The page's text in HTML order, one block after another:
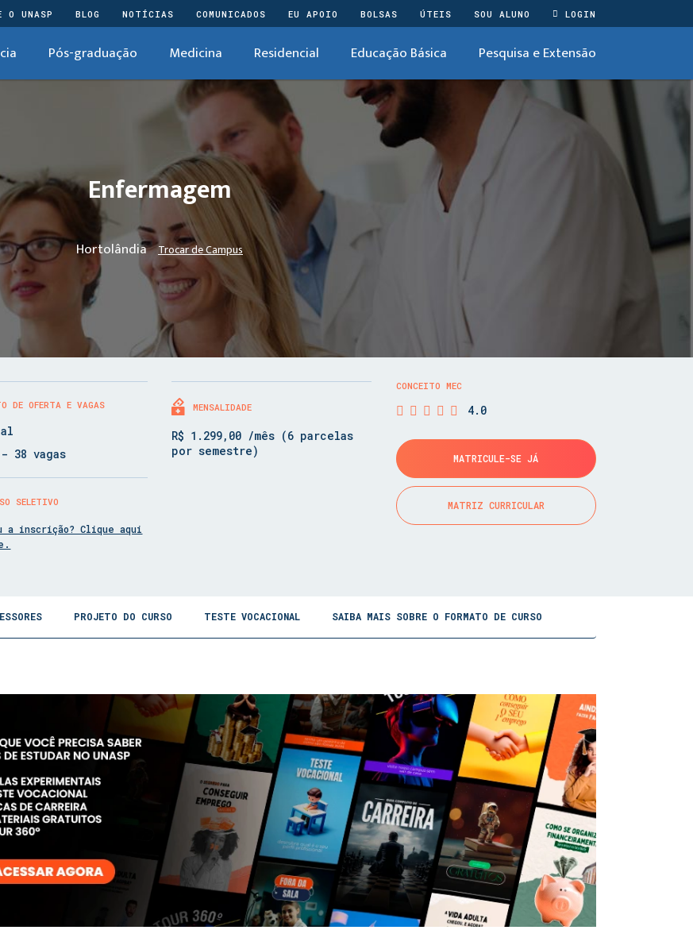
O UNASP BLOG NOTÍCIAS COMUNICADOS EU APOIO BOLSAS ÚTEIS SOU ALUNO LOGIN
Pós-graduação Medicina Residencial Educação Básica Pesquisa e Extensão
Enfermagem
Hortolândia Trocar de Campus
DE OFERTA E VAGAS
38 vagas
MENSALIDADE
R$ 1.299,00 /mês (6 parcelas
por semestre)
SELETIVO
a inscrição? Clique aqui
CONCEITO MEC
4.0
MATRICULE-SE JÁ
MATRIZ CURRICULAR
PROJETO DO CURSO TESTE VOCACIONAL SAIBA MAIS SOBRE O FORMATO DE CURSO